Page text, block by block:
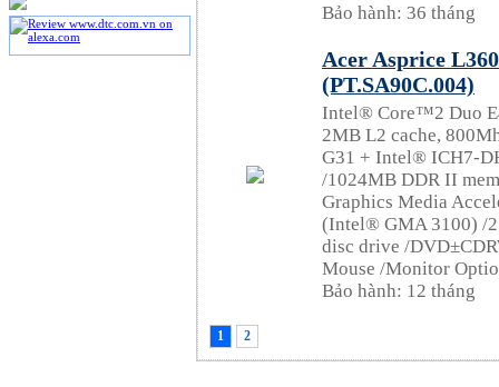
Bảo hành: 36 tháng
Acer Asprice
(PT.SA90C.004)
Intel® Core™2 Duo
2MB L2 cache,
G31 + Intel® ICH7-
/1024MB DDR II
Graphics Media
(Intel® GMA 3100) /
disc drive /
Mouse /Monitor
Bảo hành: 12 tháng
1 2